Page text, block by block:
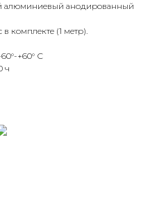
алюминиевый анодированный
в комплекте (1 метр).
+60° С
ч